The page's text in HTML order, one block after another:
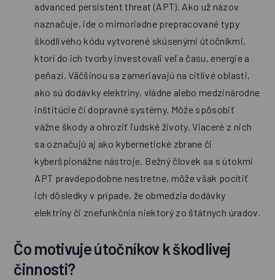
advanced persistent threat (APT). Ako už názov
naznačuje, ide o mimoriadne prepracované typy
škodlivého kódu vytvorené skúsenými útočníkmi,
ktorí do ich tvorby investovali veľa času, energie a
peňazí. Väčšinou sa zameriavajú na citlivé oblasti,
ako sú dodávky elektriny, vládne alebo medzinárodne
inštitúcie či dopravné systémy. Môže spôsobiť
vážne škody a ohroziť ľudské životy. Viaceré z nich
sa označujú aj ako kybernetické zbrane či
kyberšpionážne nástroje. Bežný človek sa s útokmi
APT pravdepodobne nestretne, môže však pocítiť
ich dôsledky v prípade, že obmedzia dodávky
elektriny či znefunkčnia niektorý zo štátnych úradov.
Čo motivuje útočníkov k škodlivej
činnosti?